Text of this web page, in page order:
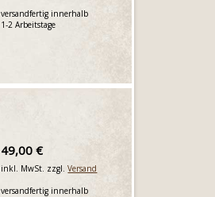
versandfertig innerhalb
1-2 Arbeitstage
49,00 €
inkl. MwSt. zzgl.Versand
versandfertig innerhalb